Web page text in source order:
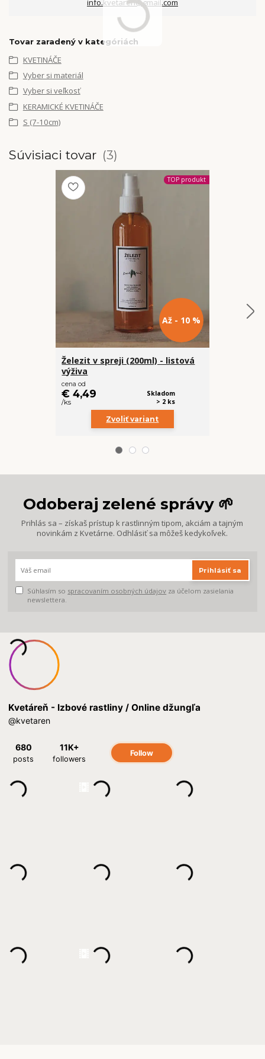
info.kvetaren@gmail.com
Tovar zaradený v kategóriách
KVETINÁČE
Vyber si materiál
Vyber si veľkosť
KERAMICKÉ KVETINÁČE
S (7-10cm)
Súvisiaci tovar 3
TOP produkt
Až - 10 %
Železit v spreji (200ml) - listová
výživa
cena od
€ 4,49
/ks
Skladom
> 2 ks
Zvoliť variant
Odoberaj zelené správy 🌱
Prihlás sa – získaš prístup k rastlinným tipom, akciám a tajným
novinkám z Kvetárne. Odhlásiť sa môžeš kedykoľvek.
Prihlásiť sa
Súhlasím so spracovaním osobných údajov za účelom zasielania
newslettera.